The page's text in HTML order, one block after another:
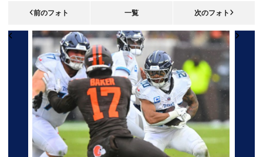
前のフォト 一覧 次のフォト